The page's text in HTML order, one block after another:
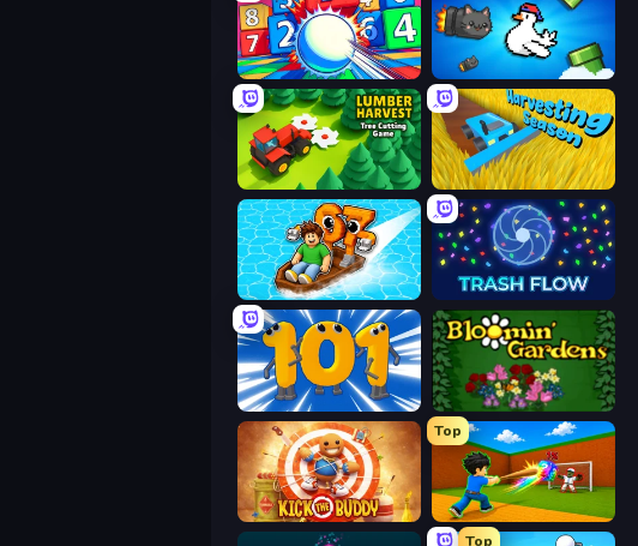
Entropy Honk
Lumber Harvest: Tree Cutting Game Harvesting Season
Float for Brainrots Trash Flow
Numbers Arena Blooming Gardens
Kick the Buddy
Top
Baseball For Brainrot
Top